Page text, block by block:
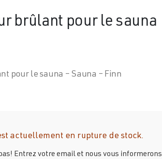
brûlant pour le sauna
pour le sauna – Sauna – Finn
actuellement en rupture de stock.
Entrez votre email et nous vous informerons